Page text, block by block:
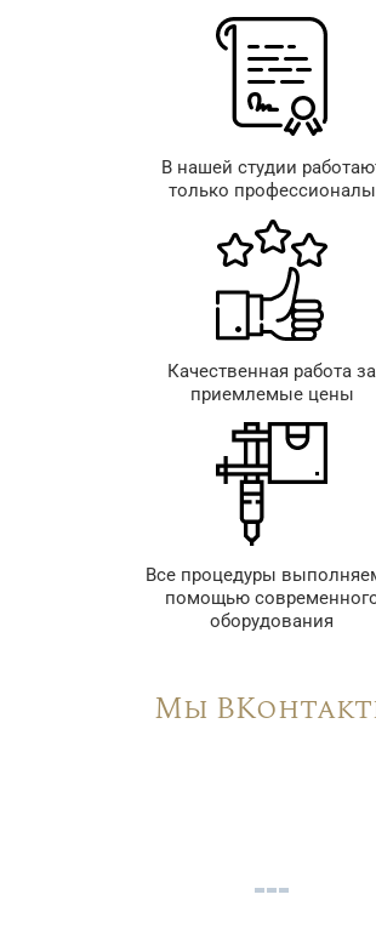
В нашей студии
только профессионалы
Качественная работа за
приемлемые цены
Все процедуры
помощью
оборудования
Мы